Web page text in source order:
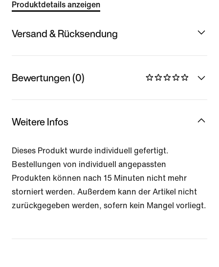
Produktdetails anzeigen
Versand & Rücksendung
Bewertungen (0)
Weitere Infos
Dieses Produkt wurde individuell gefertigt.
Bestellungen von individuell angepassten
Produkten können nach 15 Minuten nicht mehr
storniert werden. Außerdem kann der Artikel nicht
zurückgegeben werden, sofern kein Mangel vorliegt.